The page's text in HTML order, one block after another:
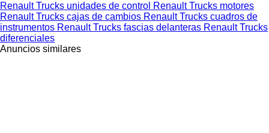
Renault Trucks unidades de control Renault Trucks motores
Renault Trucks cajas de cambios Renault Trucks cuadros de
instrumentos Renault Trucks fascias delanteras Renault Trucks
diferenciales
Anuncios similares